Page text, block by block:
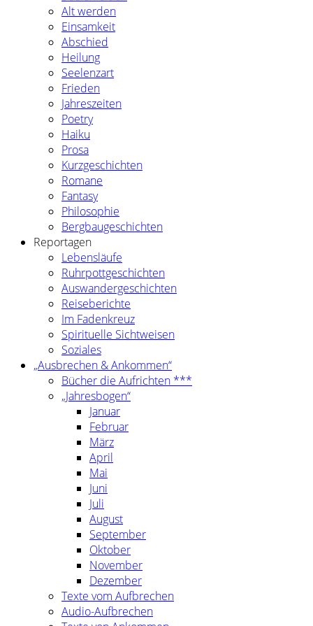
Alt werden
Einsamkeit
Abschied
Heilung
Seelenzart
Frieden
Jahreszeiten
Poetry
Haiku
Prosa
Kurzgeschichten
Romane
Fantasy
Philosophie
Bergbaugeschichten
Reportagen
Lebensläufe
Ruhrpottgeschichten
Auswandergeschichten
Reiseberichte
Im Fadenkreuz
Spirituelle Sichtweisen
Soziales
„Ausbrechen & Ankommen“
Bücher die Aufrichten ***
„Jahresbogen“
Januar
Februar
März
April
Mai
Juni
Juli
August
September
Oktober
November
Dezember
Texte vom Aufbrechen
Audio-Aufbrechen